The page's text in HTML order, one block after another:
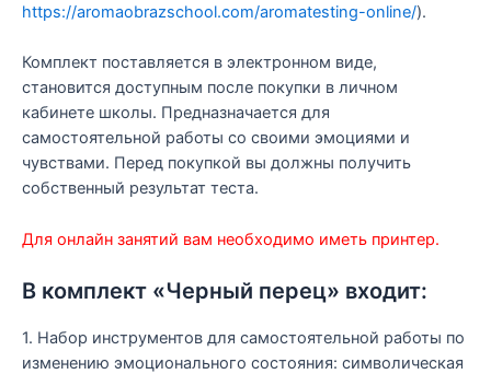
https://aromaobrazschool.com/aromatesting-online/).
Комплект поставляется в электронном виде,
становится доступным после покупки в личном
кабинете школы. Предназначается для
самостоятельной работы со своими эмоциями и
чувствами. Перед покупкой вы должны получить
собственный результат теста.
Для онлайн занятий вам необходимо иметь принтер.
В комплект «Черный перец» входит:
1. Набор инструментов для самостоятельной работы по
изменению эмоционального состояния: символическая